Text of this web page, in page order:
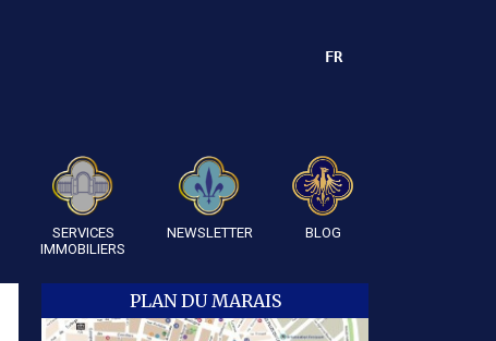
FR
SERVICES
IMMOBILIERS
NEWSLETTER BLOG
PLAN DU MARAIS